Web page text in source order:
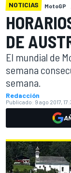
NOTICIAS MotoGP
DE
El mundial de
semana
semana.
Redacción
Publicado: 9 ago 2017,